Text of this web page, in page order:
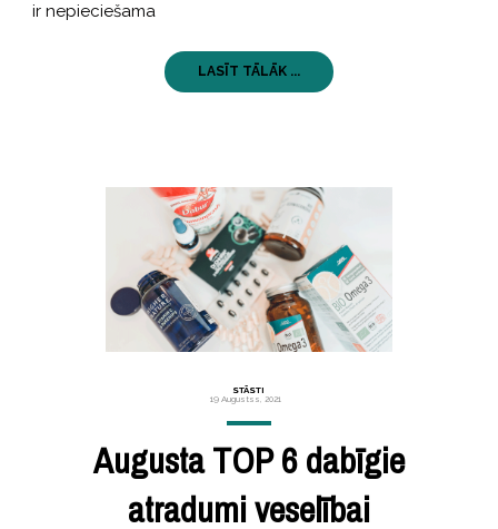
ir nepieciešama
LASĪT TĀLĀK ...
STĀSTI
19 Augustss, 2021
Augusta TOP 6 dabīgie
atradumi veselībai